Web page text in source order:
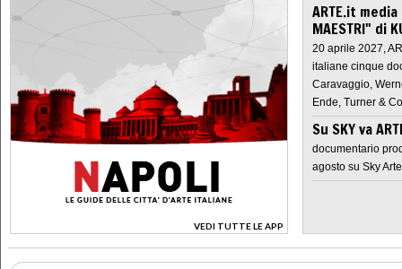
VEDI TUTTE LE APP
>
ARTE.it
MAESTRI" di
20 aprile 2027,
italiane cinque
Caravaggio,
Ende, Turner &
Su SKY va
documentario
agosto su Sky Arte